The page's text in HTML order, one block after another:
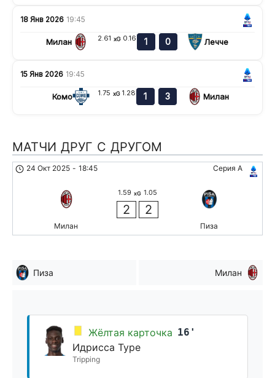
18 Янв 2026 19:45
Милан 2.61 xG 0.16 1 0 Лечче
15 Янв 2026 19:45
Комо 1.75 xG 1.28 1 3 Милан
МАТЧИ ДРУГ С ДРУГОМ
Серия А
24 Окт 2025 - 18:45
Милан
1.59 xG 1.05
2 2
Пиза
Пиза Милан
Жёлтая карточка 16'
Идрисса Туре
Tripping